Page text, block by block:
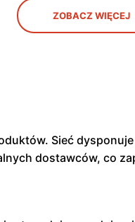
ZOBACZ WIĘCEJ
Sieć
dostawców, co